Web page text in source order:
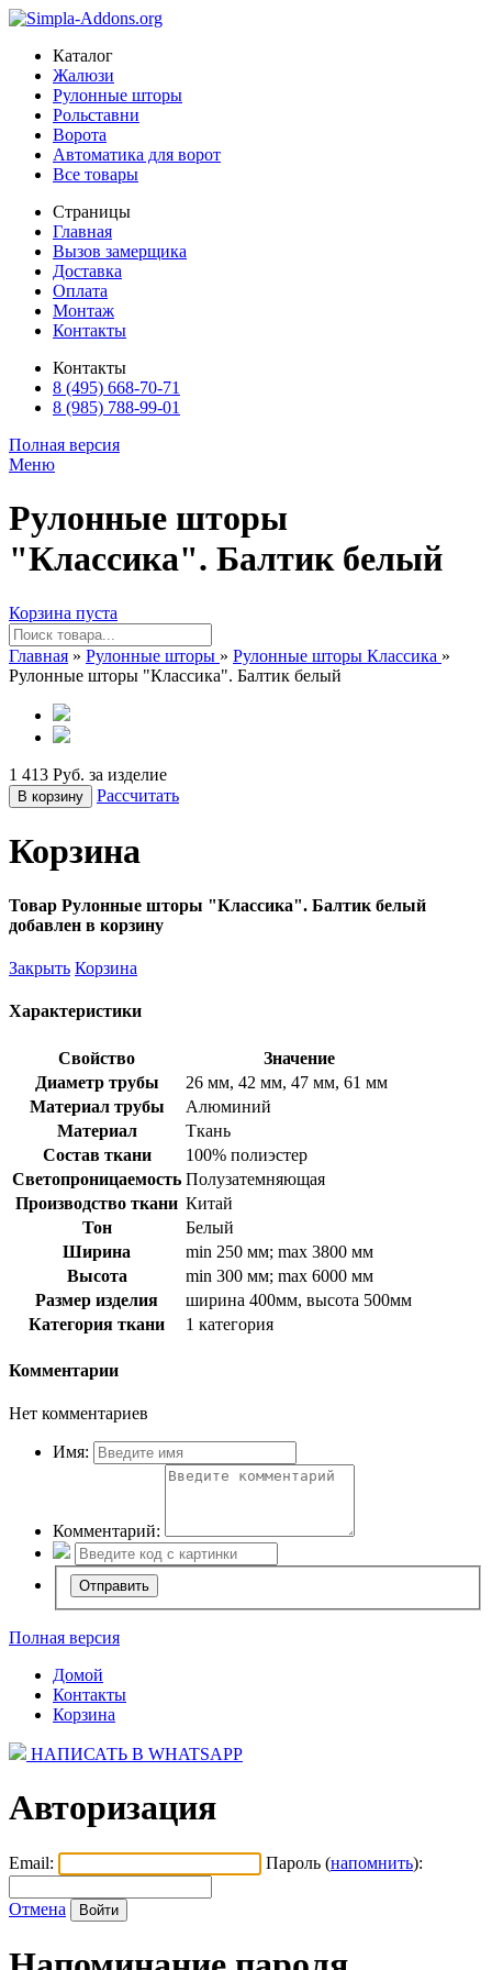
Каталог
Жалюзи
Рулонные шторы
Рольставни
Ворота
Автоматика для ворот
Все товары
Страницы
Главная
Вызов замерщика
Доставка
Оплата
Монтаж
Контакты
Контакты
8 (495) 668-70-71
8 (985) 788-99-01
Полная версия
Меню
Рулонные шторы
"Классика". Балтик белый
Корзина пуста
Главная » Рулонные шторы » Рулонные шторы Классика »
Рулонные шторы "Классика". Балтик белый
1 413 Руб. за изделие
В корзину Рассчитать
Корзина
Товар Рулонные шторы "Классика". Балтик белый
добавлен в корзину
Закрыть Корзина
Характеристики
Свойство
Значение
Диаметр трубы
26 мм, 42 мм, 47 мм, 61 мм
Материал трубы
Алюминий
Материал
Ткань
Состав ткани
100% полиэстер
Светопроницаемость Полузатемняющая
Производство ткани Китай
Тон
Белый
Ширина
min 250 мм; max 3800 мм
Высота
min 300 мм; max 6000 мм
Размер изделия
ширина 400мм, высота 500мм
Категория ткани
1 категория
Комментарии
Нет комментариев
Имя:
Комментарий:
Полная версия
Домой
Контакты
Корзина
НАПИСАТЬ В WHATSAPP
Авторизация
Email: Пароль (напомнить):
Отмена